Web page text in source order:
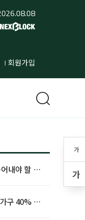
회원가입
가
가
내야 할 사
구 40% 노